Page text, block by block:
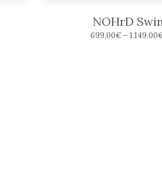
NOHrD
699,00€– 1.149,00